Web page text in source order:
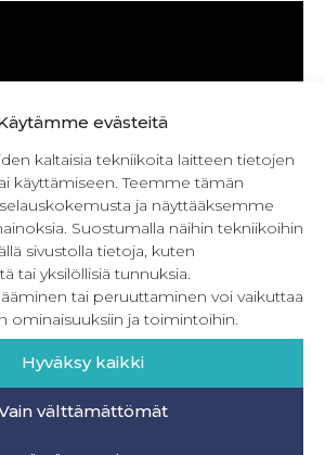
evästeitä
kaltaisia tekniikoita laitteen tietojen
käyttämiseen. Teemme tämän
ja näyttääksemme
Suostumalla näihin tekniikoihin
sivustolla tietoja, kuten
tai yksilöllisiä tunnuksia.
tai peruuttaminen voi vaikuttaa
ominaisuuksiin ja toimintoihin.
Hyväksy kaikki
välttämättömät
kaava Särmä
ompelu
pujottaminen
vaatteiden ompelussa
saumurilla
heinä-joulukuulle
ja tarvikkeet